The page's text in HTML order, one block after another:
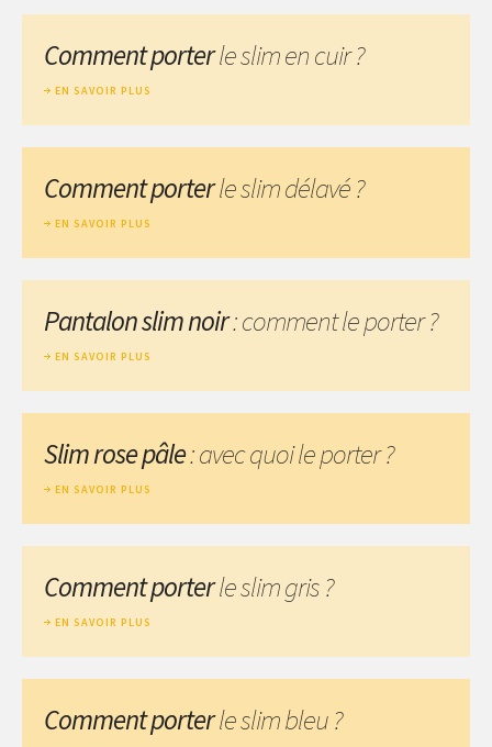
Comment porterle slim en cuir ?
EN SAVOIR PLUS
Comment porterle slim délavé ?
EN SAVOIR PLUS
Pantalon slim noir: comment le porter ?
EN SAVOIR PLUS
Slim rose pâle: avec quoi le porter ?
EN SAVOIR PLUS
Comment porterle slim gris ?
EN SAVOIR PLUS
Comment porterle slim bleu ?